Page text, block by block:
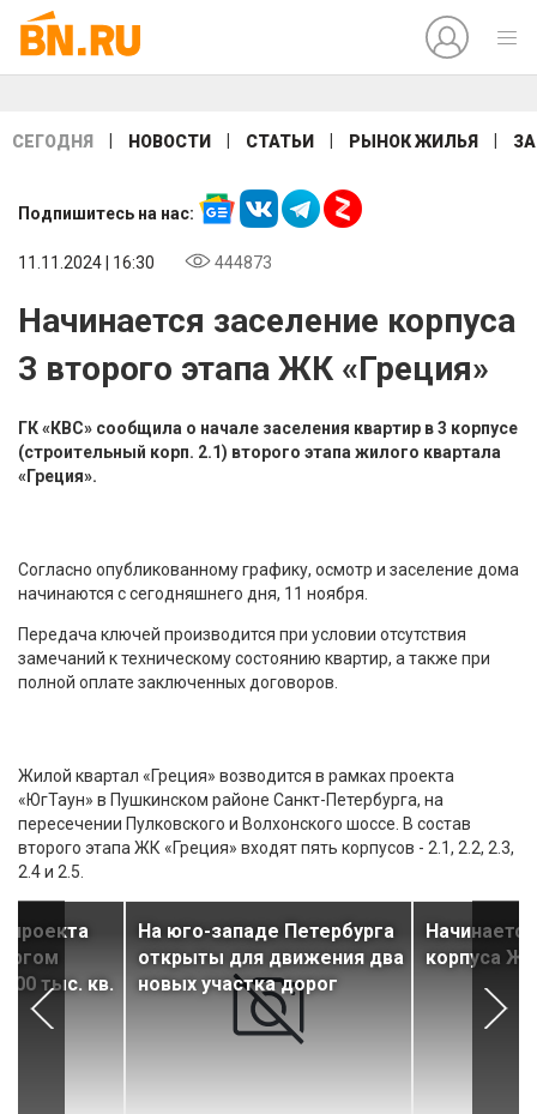
СЕГОДНЯ НОВОСТИ СТАТЬИ РЫНОК ЖИЛЬЯ
Подпишитесь на нас:
11.11.2024 | 16:30 444873
Начинается заселение корпуса
3 второго этапа ЖК «Греция»
ГК «КВС» сообщила о начале заселения квартир в 3 корпусе
(строительный корп. 2.1) второго этапа жилого квартала
«Греция».
Согласно опубликованному графику, осмотр и заселение дома
начинаются с сегодняшнего дня, 11 ноября.
Передача ключей производится при условии отсутствия
замечаний к техническому состоянию квартир, а также при
полной оплате заключенных договоров.
Жилой квартал «Греция» возводится в рамках проекта
«ЮгТаун» в Пушкинском районе Санкт-Петербурга, на
пересечении Пулковского и Волхонского шоссе. В состав
второго этапа ЖК «Греция» входят пять корпусов - 2.1, 2.2, 2.3,
2.4 и 2.5.
проекта
тыс. кв.
На юго-западе Петербурга
открыты для движения два
новых участка дорог
корпуса